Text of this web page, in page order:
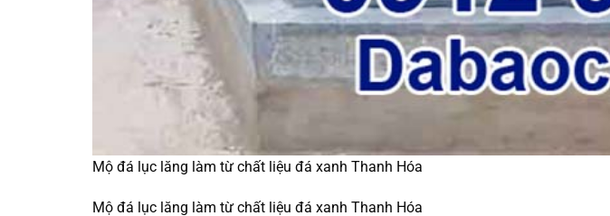
Mộ đá lục lăng làm từ chất liệu đá xanh Thanh Hóa
Mộ đá lục lăng làm từ chất liệu đá xanh Thanh Hóa